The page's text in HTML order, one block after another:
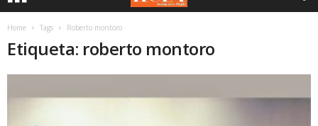
Home Tags Roberto montoro
Etiqueta: roberto montoro